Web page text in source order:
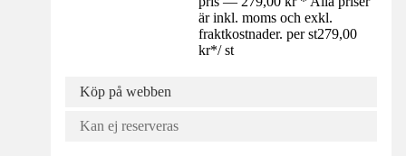
är inkl. moms och exkl.
fraktkostnader. per st279,00
kr*/ st
Köp på webben
Kan ej reserveras